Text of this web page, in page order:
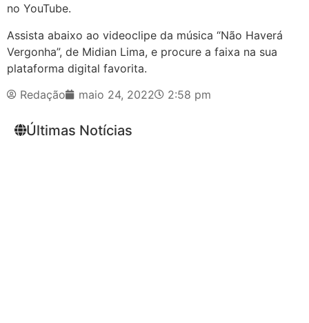
no YouTube.
Assista abaixo ao videoclipe da música “Não Haverá
Vergonha”, de Midian Lima, e procure a faixa na sua
plataforma digital favorita.
Redação
maio 24, 2022 2:58 pm
Últimas Notícias